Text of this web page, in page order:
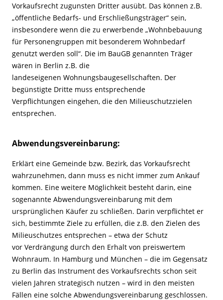
Vorkaufsrecht zugunsten Dritter ausübt. Das können z.B.
„öffentliche Bedarfs- und Erschließungsträger“ sein,
insbesondere wenn die zu erwerbende „Wohnbebauung
für Personengruppen mit besonderem Wohnbedarf
genutzt werden soll“. Die im BauGB genannten Träger
wären in Berlin z.B. die
landeseigenen Wohnungsbaugesellschaften. Der
begünstigte Dritte muss entsprechende
Verpflichtungen eingehen, die den Milieuschutzzielen
entsprechen.
Abwendungsvereinbarung:
Erklärt eine Gemeinde bzw. Bezirk, das Vorkaufsrecht
wahrzunehmen, dann muss es nicht immer zum Ankauf
kommen. Eine weitere Möglichkeit besteht darin, eine
sogenannte Abwendungsvereinbarung mit dem
ursprünglichen Käufer zu schließen. Darin verpflichtet er
sich, bestimmte Ziele zu erfüllen, die z.B. den Zielen des
Milieuschutzes entsprechen – etwa der Schutz
vor Verdrängung durch den Erhalt von preiswertem
Wohnraum. In Hamburg und München – die im Gegensatz
zu Berlin das Instrument des Vorkaufsrechts schon seit
vielen Jahren strategisch nutzen – wird in den meisten
Fällen eine solche Abwendungsvereinbarung geschlossen.